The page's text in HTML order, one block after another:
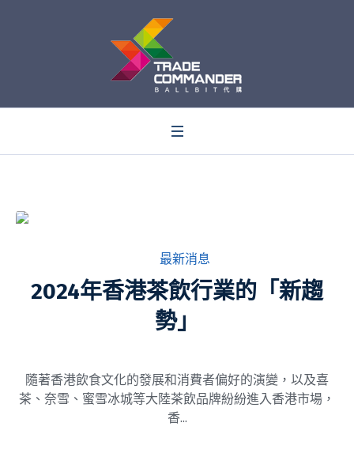
最新消息
2024年香港茶飲行業的「新趨
勢」
隨著香港飲食文化的發展和消費者偏好的演變，以及喜
茶、奈雪、蜜雪冰城等大陸茶飲品牌紛紛進入香港市場，
香...